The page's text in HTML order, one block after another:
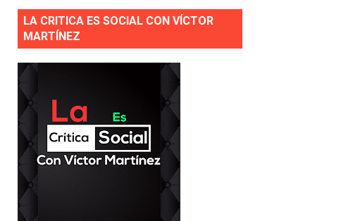
LA CRITICA ES SOCIAL CON VÍCTOR
MARTÍNEZ